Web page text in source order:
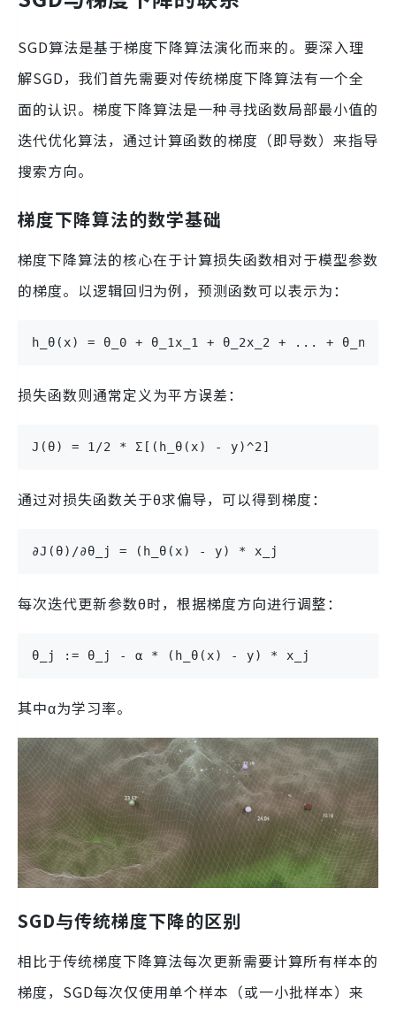
SGD算法是基于梯度下降算法演化而来的。要深入理
解SGD，我们首先需要对传统梯度下降算法有一个全
面的认识。梯度下降算法是一种寻找函数局部最小值的
迭代优化算法，通过计算函数的梯度（即导数）来指导
搜索方向。
梯度下降算法的数学基础
梯度下降算法的核心在于计算损失函数相对于模型参数
的梯度。以逻辑回归为例，预测函数可以表示为：
h_θ(x) = θ_0 + θ_1x_1 + θ_2x_2 + ... + θ_nx_n
损失函数则通常定义为平方误差：
J(θ) = 1/2 * Σ[(h_θ(x) - y)^2]
通过对损失函数关于θ求偏导，可以得到梯度：
∂J(θ)/∂θ_j = (h_θ(x) - y) * x_j
每次迭代更新参数θ时，根据梯度方向进行调整：
θ_j := θ_j - α * (h_θ(x) - y) * x_j
其中α为学习率。
SGD与传统梯度下降的区别
相比于传统梯度下降算法每次更新需要计算所有样本的
梯度，SGD每次仅使用单个样本（或一小批样本）来